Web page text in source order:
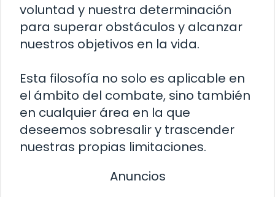
voluntad y nuestra determinación
para superar obstáculos y alcanzar
nuestros objetivos en la vida.
Esta filosofía no solo es aplicable en
el ámbito del combate, sino también
en cualquier área en la que
deseemos sobresalir y trascender
nuestras propias limitaciones.
Anuncios